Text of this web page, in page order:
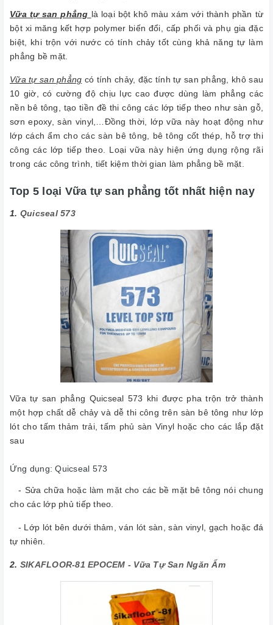
Vữa tự san phẳng là loại bột khô màu xám với thành phần từ
bột xi măng kết hợp polymer biến đổi, cấp phối và phụ gia đặc
biệt, khi trộn với nước có tính chảy tốt cùng khả năng tự làm
phẳng bề mặt.
Vữa tự san phẳng có tính chảy, đặc tính tự san phẳng, khô sau
10 giờ, có cường độ chịu lực cao được dùng làm phẳng các
nền bê tông, tạo tiền đề thi công các lớp tiếp theo như sàn gỗ,
sơn epoxy, sàn vinyl,…Đồng thời, lớp vữa này hoạt động như
lớp cách ẩm cho các sàn bê tông, bê tông cốt thép, hỗ trợ thi
công các lớp tiếp theo. Loại vữa này hiện ứng dụng rộng rãi
trong các công trình, tiết kiệm thời gian làm phẳng bề mặt.
Top 5 loại Vữa tự san phẳng tốt nhất hiện nay
1. Quicseal 573
Vữa tự san phẳng Quicseal 573 khi được pha trộn trở thành
một hợp chất dễ chảy và dễ thi công trên sàn bê tông như lớp
lót cho tấm thảm trải, tấm phủ sàn Vinyl hoặc cho các lắp đặt
sau
Ứng dụng: Quicseal 573
- Sửa chữa hoặc làm mặt cho các bề mặt bê tông nói chung
cho các lớp phủ tiếp theo.
- Lớp lót bên dưới thảm, ván lót sàn, sàn vinyl, gạch hoặc đá
tự nhiên.
2. SIKAFLOOR-81 EPOCEM - Vữa Tự San Ngăn Ẩm